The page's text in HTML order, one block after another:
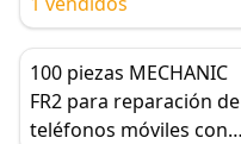
herramientas de
carpintería artesanal,
acero de alto carbono,
para principiantes
100 piezas MECHANIC
FR2 para reparación de
teléfonos móviles con